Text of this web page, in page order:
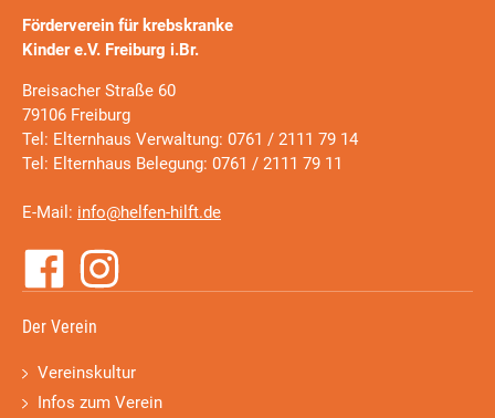
Förderverein für krebskranke
Kinder e.V. Freiburg i.Br.
Breisacher Straße 60
79106 Freiburg
Tel: Elternhaus Verwaltung: 0761 / 2111 79 14
Tel: Elternhaus Belegung: 0761 / 2111 79 11
E-Mail: info@helfen-hilft.de
Der Verein
Vereinskultur
Infos zum Verein